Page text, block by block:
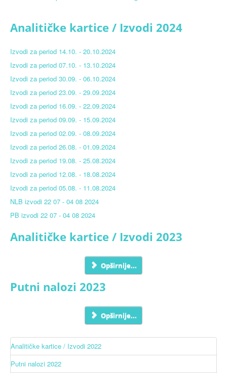
Analitičke kartice / Izvodi 2024
Izvodi za period 14.10. - 20.10.2024
Izvodi za period 07.10. - 13.10.2024
Izvodi za period 30.09. - 06.10.2024
Izvodi za period 23.09. - 29.09.2024
Izvodi za period 16.09. - 22.09.2024
Izvodi za period 09.09. - 15.09.2024
Izvodi za period 02.09. - 08.09.2024
Izvodi za period 26.08. - 01.09.2024
Izvodi za period 19.08. - 25.08.2024
Izvodi za period 12.08. - 18.08.2024
Izvodi za period 05.08. - 11.08.2024
NLB izvodi 22 07 - 04 08 2024
PB izvodi 22 07 - 04 08 2024
Analitičke kartice / Izvodi 2023
Opširnije...
Putni nalozi 2023
Opširnije...
Analitičke kartice / Izvodi 2022
Putni nalozi 2022